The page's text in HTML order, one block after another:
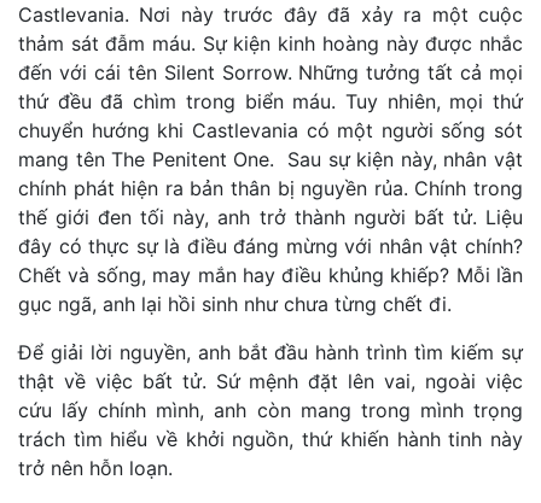
Castlevania. Nơi này trước đây đã xảy ra một cuộc
thảm sát đẫm máu. Sự kiện kinh hoàng này được nhắc
đến với cái tên Silent Sorrow. Những tưởng tất cả mọi
thứ đều đã chìm trong biển máu. Tuy nhiên, mọi thứ
chuyển hướng khi Castlevania có một người sống sót
mang tên The Penitent One. Sau sự kiện này, nhân vật
chính phát hiện ra bản thân bị nguyền rủa. Chính trong
thế giới đen tối này, anh trở thành người bất tử. Liệu
đây có thực sự là điều đáng mừng với nhân vật chính?
Chết và sống, may mắn hay điều khủng khiếp? Mỗi lần
gục ngã, anh lại hồi sinh như chưa từng chết đi.
Để giải lời nguyền, anh bắt đầu hành trình tìm kiếm sự
thật về việc bất tử. Sứ mệnh đặt lên vai, ngoài việc
cứu lấy chính mình, anh còn mang trong mình trọng
trách tìm hiểu về khởi nguồn, thứ khiến hành tinh này
trở nên hỗn loạn.